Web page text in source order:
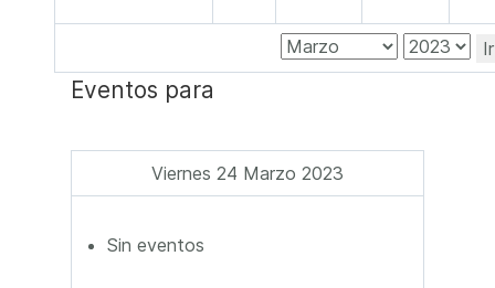
Eventos para
Viernes 24 Marzo 2023
Sin eventos